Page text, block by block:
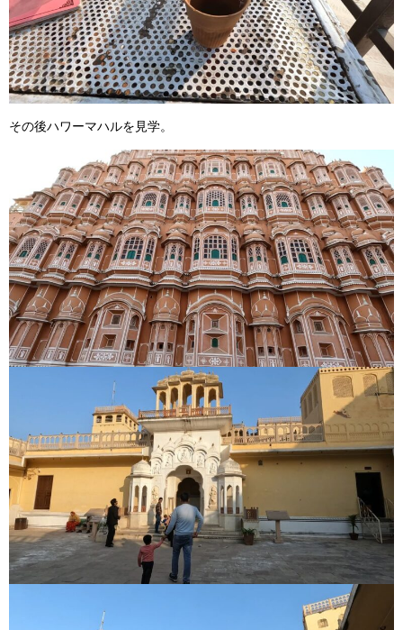
その後ハワーマハルを見学。